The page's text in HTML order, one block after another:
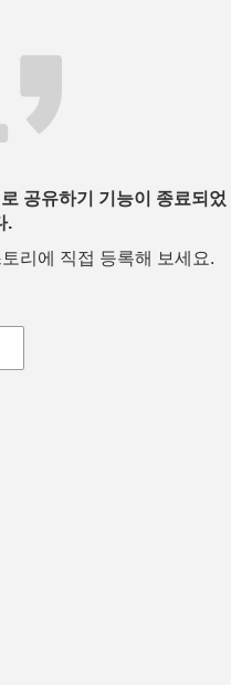
공유하기 기능이 종료되었
.
리에 직접 등록해 보세요.